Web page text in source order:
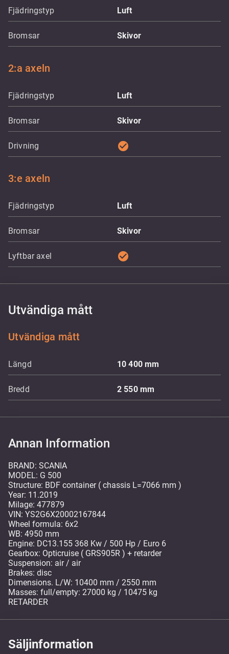
Fjädringstyp Luft
Bromsar Skivor
2:a axeln
Fjädringstyp Luft
Bromsar Skivor
Drivning check_circle
3:e axeln
Fjädringstyp Luft
Bromsar Skivor
Lyftbar axel check_circle
Utvändiga mått
Utvändiga mått
Längd 10 400mm
Bredd 2 550 mm
Annan Information
BRAND: SCANIA
MODEL: G 500
Structure: BDF container ( chassis L=7066 mm )
Year: 11.2019
Milage: 477879
VIN: YS2G6X20002167844
Wheel formula: 6x2
WB: 4950 mm
Engine: DC13.155 368 Kw / 500 Hp / Euro 6
Gearbox: Opticruise ( GRS905R ) + retarder
Suspension: air / air
Brakes: disc
Dimensions. L/W: 10400 mm / 2550 mm
Masses: full/empty: 27000 kg / 10475 kg
RETARDER
Säljinformation